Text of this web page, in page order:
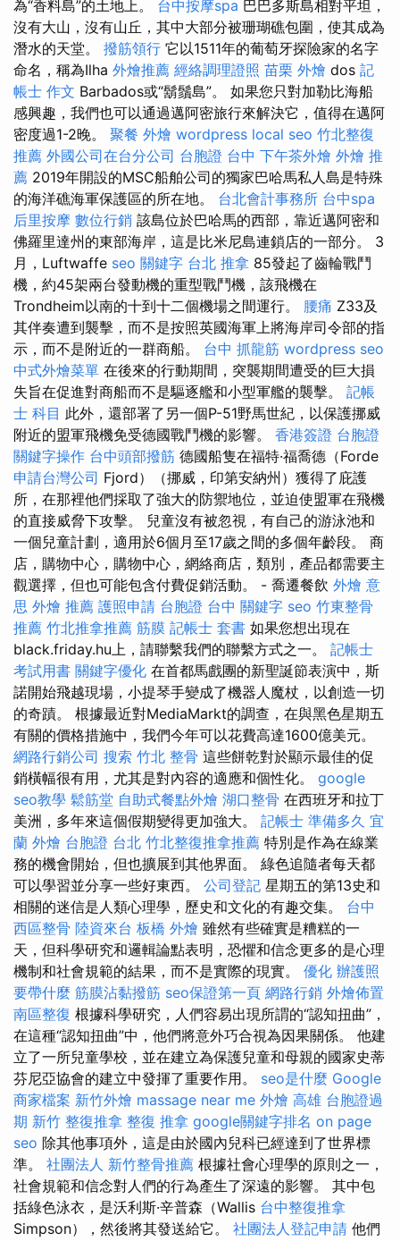
為“香料島”的土地上。 台中按摩spa 巴巴多斯島相對平坦，
沒有大山，沒有山丘，其中大部分被珊瑚礁包圍，使其成為
潛水的天堂。 撥筋領行 它以1511年的葡萄牙探險家的名字
命名，稱為Ilha 外燴推薦 經絡調理證照 苗栗 外燴 dos 記
帳士 作文 Barbados或“鬍鬚島”。 如果您只對加勒比海船
感興趣，我們也可以通過邁阿密旅行來解決它，值得在邁阿
密度過1-2晚。 聚餐 外燴 wordpress local seo 竹北整復
推薦 外國公司在台分公司 台胞證 台中 下午茶外燴 外燴 推
薦 2019年開設的MSC船舶公司的獨家巴哈馬​​私人島是特殊
的海洋礁海軍保護區的所在地。 台北會計事務所 台中spa
后里按摩 數位行銷 該島位於巴哈馬的西部，靠近邁阿密和
佛羅里達州的東部海岸，這是比米尼島連鎖店的一部分。 3
月，Luftwaffe seo 關鍵字 台北 推拿 85發起了齒輪戰鬥
機，約45架兩台發動機的重型戰鬥機，該飛機在
Trondheim以南的十到十二個機場之間運行。 腰痛 Z33及
其伴奏遭到襲擊，而不是按照英國海軍上將海岸司令部的指
示，而不是附近的一群商船。 台中 抓龍筋 wordpress seo
中式外燴菜單 在後來的行動期間，突襲期間遭受的巨大損
失旨在促進對商船而不是驅逐艦和小型軍艦的襲擊。 記帳
士 科目 此外，還部署了另一個P-51野馬世紀，以保護挪威
附近的盟軍飛機免受德國戰鬥機的影響。 香港簽證 台胞證
關鍵字操作 台中頭部撥筋 德國船隻在福特·福喬德（Forde
申請台灣公司 Fjord）（挪威，印第安納州）獲得了庇護
所，在那裡他們採取了強大的防禦地位，並迫使盟軍在飛機
的直接威脅下攻擊。 兒童沒有被忽視，有自己的游泳池和
一個兒童計劃，適用於6個月至17歲之間的多個年齡段。 商
店，購物中心，購物中心，網絡商店，類別，產品都需要主
觀選擇，但也可能包含付費促銷活動。 - 喬遷餐飲 外燴 意
思 外燴 推薦 護照申請 台胞證 台中 關鍵字 seo 竹東整骨
推薦 竹北推拿推薦 筋膜 記帳士 套書 如果您想出現在
black.friday.hu上，請聯繫我們的聯繫方式之一。 記帳士
考試用書 關鍵字優化 在首都馬戲團的新聖誕節表演中，斯
諾開始飛越現場，小提琴手變成了機器人魔杖，以創造一切
的奇蹟。 根據最近對MediaMarkt的調查，在與黑色星期五
有關的價格措施中，我們今年可以花費高達1600億美元。
網路行銷公司 搜索 竹北 整骨 這些餅乾對於顯示最佳的促
銷橫幅很有用，尤其是對內容的適應和個性化。 google
seo教學 鬆筋堂 自助式餐點外燴 湖口整骨 在西班牙和拉丁
美洲，多年來這個假期變得更加強大。 記帳士 準備多久 宜
蘭 外燴 台胞證 台北 竹北整復推拿推薦 特別是作為在線業
務的機會開始，但也擴展到其他界面。 綠色追隨者每天都
可以學習並分享一些好東西。 公司登記 星期五的第13史和
相關的迷信是人類心理學，歷史和文化的有趣交集。 台中
西區整骨 陸資來台 板橋 外燴 雖然有些確實是糟糕的一
天，但科學研究和邏輯論點表明，恐懼和信念更多的是心理
機制和社會規範的結果，而不是實際的現實。 優化 辦護照
要帶什麼 筋膜沾黏撥筋 seo保證第一頁 網路行銷 外燴佈置
南區整復 根據科學研究，人們容易出現所謂的“認知扭曲”，
在這種“認知扭曲”中，他們將意外巧合視為因果關係。 他建
立了一所兒童學校，並在建立為保護兒童和母親的國家史蒂
芬尼亞協會的建立中發揮了重要作用。 seo是什麼 Google
商家檔案 新竹外燴 massage near me 外燴 高雄 台胞證過
期 新竹 整復推拿 整復 推拿 google關鍵字排名 on page
seo 除其他事項外，這是由於國內兒科已經達到了世界標
準。 社團法人 新竹整骨推薦 根據社會心理學的原則之一，
社會規範和信念對人們的行為產生了深遠的影響。 其中包
括綠色泳衣，是沃利斯·辛普森（Wallis 台中整復推拿
Simpson），然後將其發送給它。 社團法人登記申請 他們